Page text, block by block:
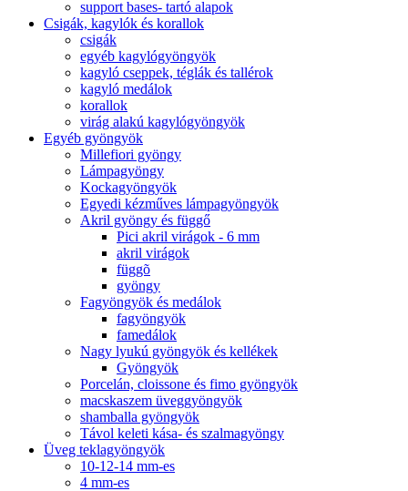
support bases- tartó alapok
Csigák, kagylók és korallok
csigák
egyéb kagylógyöngyök
kagyló cseppek, téglák és tallérok
kagyló medálok
korallok
virág alakú kagylógyöngyök
Egyéb gyöngyök
Millefiori gyöngy
Lámpagyöngy
Kockagyöngyök
Egyedi kézműves lámpagyöngyök
Akril gyöngy és függő
Pici akril virágok - 6 mm
akril virágok
függõ
gyöngy
Fagyöngyök és medálok
fagyöngyök
famedálok
Nagy lyukú gyöngyök és kellékek
Gyöngyök
Porcelán, cloissone és fimo gyöngyök
macskaszem üveggyöngyök
shamballa gyöngyök
Távol keleti kása- és szalmagyöngy
Üveg teklagyöngyök
10-12-14 mm-es
4 mm-es